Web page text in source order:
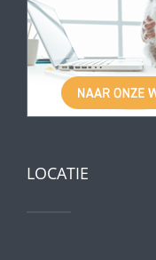
LOCATIE